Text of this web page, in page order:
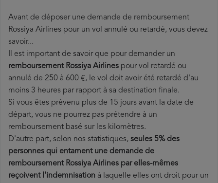
Avant de déposer une demande de remboursement
Rossiya Airlines pour un vol annulé ou retardé, vous devez
savoir...
Il est important de savoir que pour demander un
remboursement Rossiya Airlines pour vol retardé ou
annulé de 250 à 600 €, le vol doit avoir été retardé d'au
moins 3 heures par rapport à sa destination finale.
Si vous êtes prévenu plus de 15 jours avant la date de
départ, vous ne pourrez pas prétendre à un
remboursement basé sur les kilomètres.
D'autre part, selon nos statistiques, seules 5% des
personnes qui entament une demande de
remboursement Rossiya Airlines par elles-mêmes
reçoivent l'indemnisation à laquelle elles ont droit pour un